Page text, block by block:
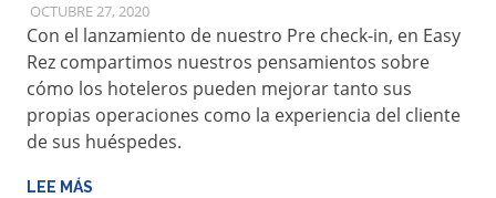
Sitios
Web
Hoteleros,
OCTUBRE 27, 2020EASY-REZ
UNCATEGORIZED
Con el lanzamiento de nuestro Pre check-in, en Easy
Rez compartimos nuestros pensamientos sobre
cómo los hoteleros pueden mejorar tanto sus
propias operaciones como la experiencia del cliente
de sus huéspedes.
LEE MÁS